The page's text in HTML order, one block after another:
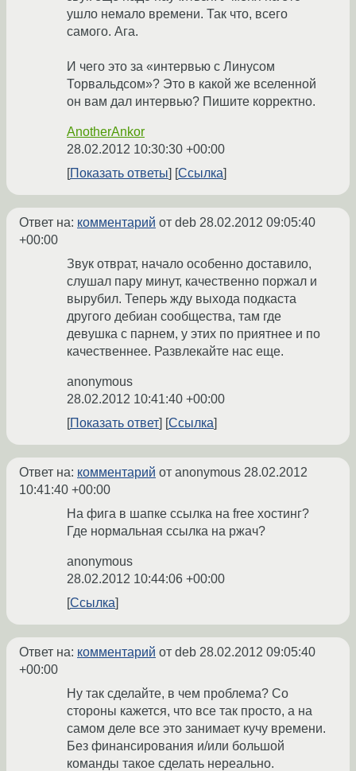
ушло немало времени. Так что, всего
самого. Ага.
И чего это за «интервью с Линусом
Торвальдсом»? Это в какой же вселенной
он вам дал интервью? Пишите корректно.
AnotherAnkor
28.02.2012 10:30:30 +00:00
Показать ответы
Ссылка
Ответ на: комментарий от deb 28.02.2012 09:05:40
+00:00
Звук отврат, начало особенно доставило,
слушал пару минут, качественно поржал и
вырубил. Теперь жду выхода подкаста
другого дебиан сообщества, там где
девушка с парнем, у этих по приятнее и по
качественнее. Развлекайте нас еще.
anonymous
28.02.2012 10:41:40 +00:00
Показать ответ
Ссылка
Ответ на: комментарий от anonymous 28.02.2012
10:41:40 +00:00
На фига в шапке ссылка на free хостинг?
Где нормальная ссылка на ржач?
anonymous
28.02.2012 10:44:06 +00:00
Ссылка
Ответ на: комментарий от deb 28.02.2012 09:05:40
+00:00
Ну так сделайте, в чем проблема? Со
стороны кажется, что все так просто, а на
самом деле все это занимает кучу времени.
Без финансирования и/или большой
команды такое сделать нереально.